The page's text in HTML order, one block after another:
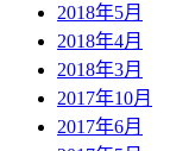
2018年5月
2018年4月
2018年3月
2017年10月
2017年6月